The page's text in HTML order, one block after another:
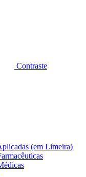
Contraste
(em Limeira)